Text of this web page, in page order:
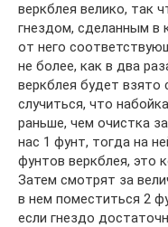
веркблея велико, так
гнездом, сделанным в
от него
не более, как в два
веркблея будет
случиться, что
раньше, чем очистка
нас 1 фунт, тогда на
фунтов веркблея, это
Затем смотрят за
в нем поместиться 2
если гнездо